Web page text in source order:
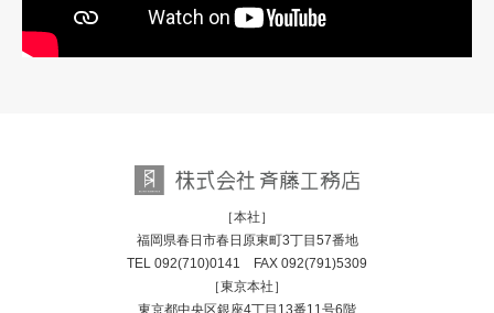
［本社］
福岡県春日市春日原東町3丁目57番地
TEL 092(710)0141 FAX 092(791)5309
［東京本社］
東京都中央区銀座4丁目13番11号6階